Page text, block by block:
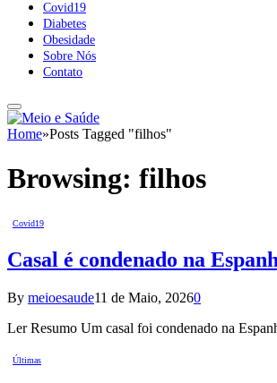
Covid19
Diabetes
Obesidade
Sobre Nós
Contato
Home»Posts Tagged "filhos"
Browsing: filhos
Covid19
Casal é condenado na
By meioesaude11 de Maio, 20260
Ler Resumo Um casal foi condenado na
Últimas